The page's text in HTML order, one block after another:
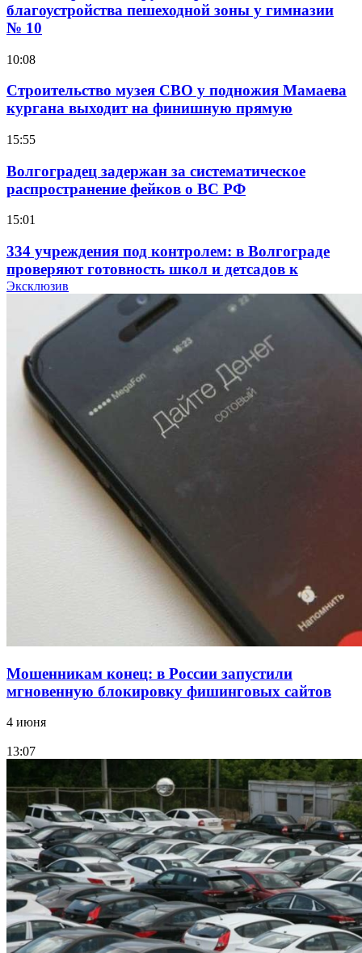
благоустройства пешеходной зоны у гимназии
№ 10
10:08
Строительство музея СВО у подножия Мамаева
кургана выходит на финишную прямую
15:55
Волгоградец задержан за систематическое
распространение фейков о ВС РФ
15:01
334 учреждения под контролем: в Волгограде
проверяют готовность школ и детсадов к
учебному году
Покушение на убийство в Волгограде: девушка
напала на незнакомую женщину с ножом
12:39
Сладкий праздник в Волгограде: в Центральном
парке прошёл фестиваль „Арбузный переполох“
Волгоградские компании нарастили экспорт:
заключены контракты на 3,6 млн долларов
Эксклюзив
Мошенникам конец: в России запустили
мгновенную блокировку фишинговых сайтов
4 июня
13:07